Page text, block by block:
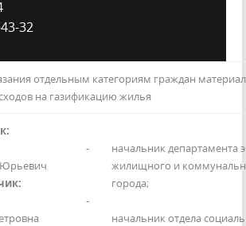
32
отдельным категориям граждан
на газификацию жилья
Юрьевич
-
-
начальник департамента
жилищного и
города;
начальник отдела